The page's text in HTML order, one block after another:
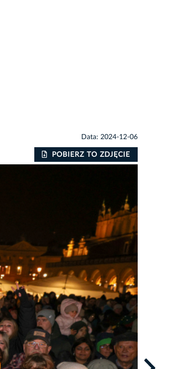
Data: 2024-12-06
POBIERZ TO ZDJĘCIE